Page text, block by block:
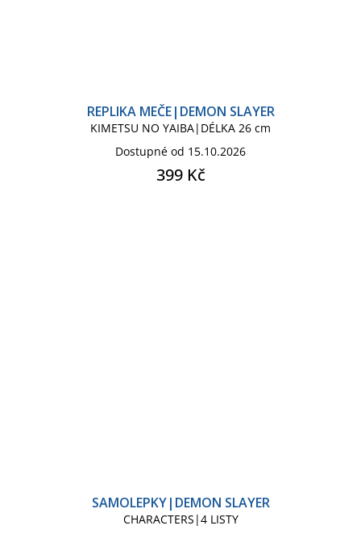
REPLIKA MEČE|DEMON SLAYER
KIMETSU NO YAIBA|DÉLKA 26 cm
Dostupné od 15.10.2026
399 Kč
SAMOLEPKY|DEMON SLAYER
CHARACTERS|4 LISTY